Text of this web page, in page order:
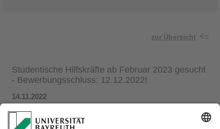
zur Übersicht
Studentische Hilfskräfte ab Februar 2023 gesucht
- Bewerbungsschluss: 12.12.2022!
14.11.2022